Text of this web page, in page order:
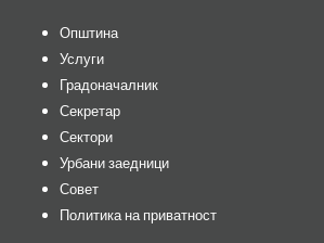
Општина
Услуги
Градоначалник
Секретар
Сектори
Урбани заедници
Совет
Политика на приватност